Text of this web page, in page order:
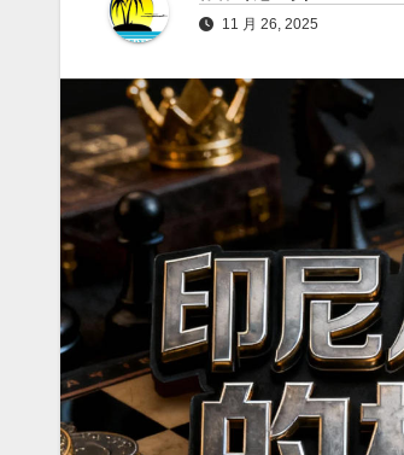
11 月 26, 2025